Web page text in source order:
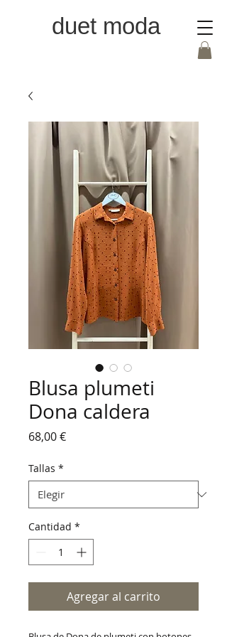
duet moda
Blusa plumeti
Dona caldera
68,00 €Precio
Tallas *
Cantidad *
Agregar al carrito